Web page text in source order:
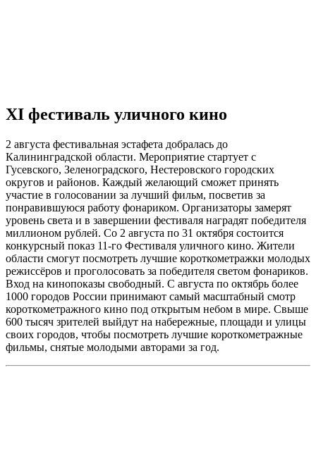
XI фестиваль уличного кино
2 августа фестивальная эстафета добралась до
Калининградской области. Мероприятие стартует с
Гусевского, Зеленоградского, Нестеровского городских
округов и районов. Каждый желающий сможет принять
участие в голосовании за лучший фильм, посветив за
понравившуюся работу фонариком. Организаторы замерят
уровень света и в завершении фестиваля наградят победителя
миллионом рублей. Со 2 августа по 31 октября состоится
конкурсный показ 11-го Фестиваля уличного кино. Жители
области смогут посмотреть лучшие короткометражки молодых
режиссёров и проголосовать за победителя светом фонариков.
Вход на кинопоказы свободный. С августа по октябрь более
1000 городов России принимают самый масштабный смотр
короткометражного кино под открытым небом в мире. Свыше
600 тысяч зрителей выйдут на набережные, площади и улицы
своих городов, чтобы посмотреть лучшие короткометражные
фильмы, снятые молодыми авторами за год.